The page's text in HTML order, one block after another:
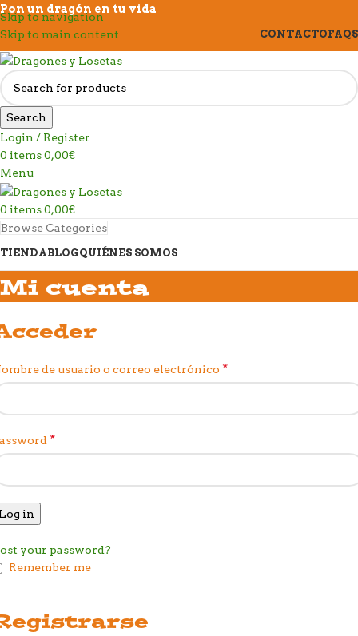
Skip to navigation
Skip to main content
Pon un dragón en tu vida
CONTACTOFAQS
Search
Login / Register
0 items0,00€
Menu
0 items0,00€
Browse Categories
TIENDABLOGQUIÉNES SOMOS
Mi cuenta
de usuario o correo electrónico *
*
in
your password?
Remember me